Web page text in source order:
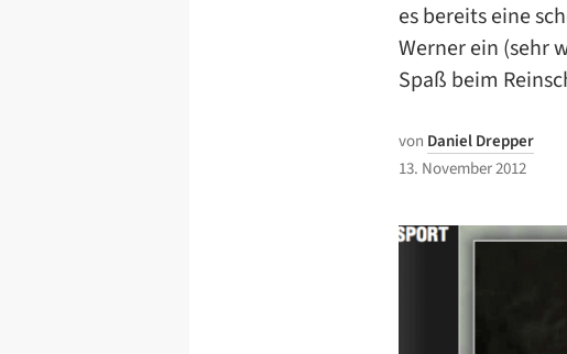
es bereits eine
Werner ein (sehr
Spaß beim
von Daniel Drepper
13. November 2012